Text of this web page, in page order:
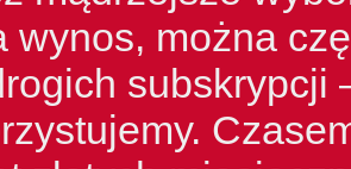
wynos, można
subskrypcji